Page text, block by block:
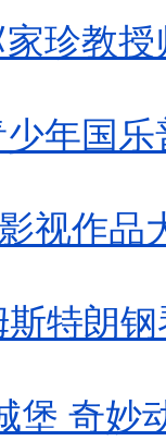
珍教
年国
视作品
特朗
堡 奇妙